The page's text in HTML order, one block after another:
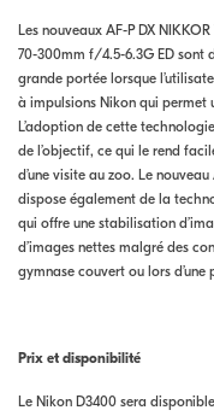
Les nouveaux AF-P DX
70-300mm f/4.5-6.3G ED sont
grande portée lorsque
à impulsions Nikon qui permet
L’adoption de cette
de l’objectif, ce qui le rend
d’une visite au zoo. Le
dispose également de la
qui offre une stabilisation
d’images nettes malgré des
gymnase couvert ou lors
Prix et disponibilité
Le Nikon D3400 sera